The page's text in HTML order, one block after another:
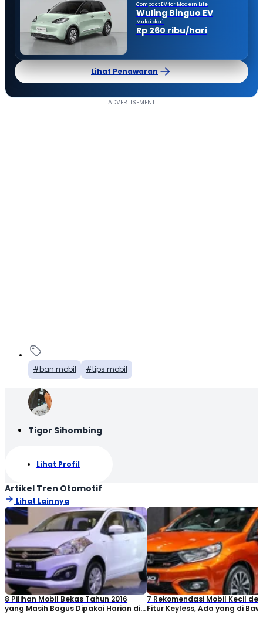
Compact EV for Modern Life
Wuling Binguo EV
Mulai dari
Rp 260 ribu/hari
Lihat Penawaran
ban mobil tips mobil
Tigor Sihombing
Lihat Profil
Artikel Tren Otomotif
Lihat Lainnya
8 Pilihan Mobil Bekas Tahun 2016
yang Masih Bagus Dipakai Harian di
7 Rekomendasi Mobil Kecil
Fitur Keyless, Ada yang di